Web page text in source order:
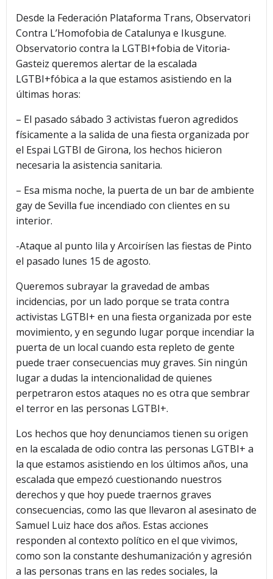
Desde la Federación Plataforma Trans, Observatori
Contra L’Homofobia de Catalunya e Ikusgune.
Observatorio contra la LGTBI+fobia de Vitoria-
Gasteiz queremos alertar de la escalada
LGTBI+fóbica a la que estamos asistiendo en la
últimas horas:
– El pasado sábado 3 activistas fueron agredidos
físicamente a la salida de una fiesta organizada por
el Espai LGTBI de Girona, los hechos hicieron
necesaria la asistencia sanitaria.
– Esa misma noche, la puerta de un bar de ambiente
gay de Sevilla fue incendiado con clientes en su
interior.
-Ataque al punto lila y Arcoirísen las fiestas de Pinto
el pasado lunes 15 de agosto.
Queremos subrayar la gravedad de ambas
incidencias, por un lado porque se trata contra
activistas LGTBI+ en una fiesta organizada por este
movimiento, y en segundo lugar porque incendiar la
puerta de un local cuando esta repleto de gente
puede traer consecuencias muy graves. Sin ningún
lugar a dudas la intencionalidad de quienes
perpetraron estos ataques no es otra que sembrar
el terror en las personas LGTBI+.
Los hechos que hoy denunciamos tienen su origen
en la escalada de odio contra las personas LGTBI+ a
la que estamos asistiendo en los últimos años, una
escalada que empezó cuestionando nuestros
derechos y que hoy puede traernos graves
consecuencias, como las que llevaron al asesinato de
Samuel Luiz hace dos años. Estas acciones
responden al contexto político en el que vivimos,
como son la constante deshumanización y agresión
a las personas trans en las redes sociales, la